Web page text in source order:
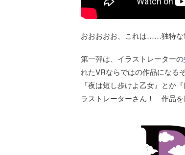
おおおおお、これは……独特な
第一弾は、イラストレーターの
れたVRならではの作品になる
『夜は短し歩けよ乙女』とか
ラストレーターさん！ 作品を